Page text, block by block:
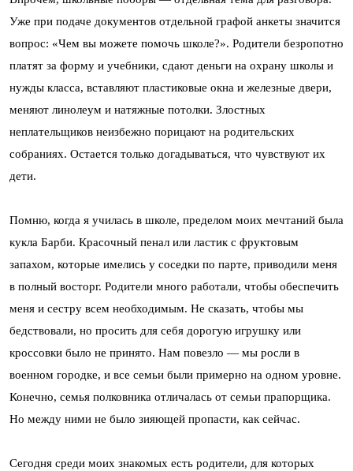
Уже при подаче документов отдельной графой анкеты значится
вопрос: «Чем вы можете помочь школе?». Родители безропотно
платят за форму и учебники, сдают деньги на охрану школы и
нужды класса, вставляют пластиковые окна и железные двери,
меняют линолеум и натяжные потолки. Злостных
неплательщиков неизбежно порицают на родительских
собраниях. Остается только догадываться, что чувствуют их
дети.
Помню, когда я училась в школе, пределом моих мечтаний была
кукла Барби. Красочный пенал или ластик с фруктовым
запахом, которые имелись у соседки по парте, приводили меня
в полный восторг. Родители много работали, чтобы обеспечить
меня и сестру всем необходимым. Не сказать, чтобы мы
бедствовали, но просить для себя дорогую игрушку или
кроссовки было не принято. Нам повезло — мы росли в
военном городке, и все семьи были примерно на одном уровне.
Конечно, семья полковника отличалась от семьи прапорщика.
Но между ними не было зияющей пропасти, как сейчас.
Сегодня среди моих знакомых есть родители, для которых